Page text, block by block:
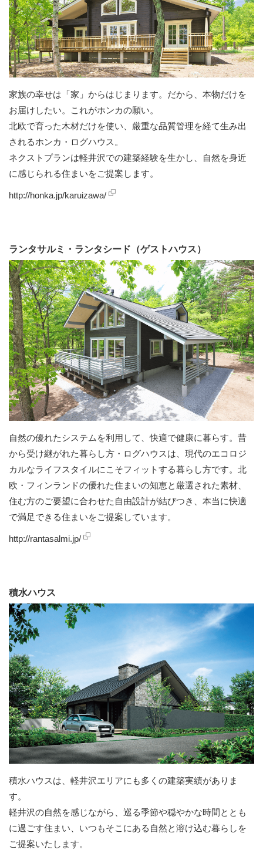
家族の幸せは「家」からはじまります。だから、本物だけを
お届けしたい。これがホンカの願い。
北欧で育った木材だけを使い、厳重な品質管理を経て生み出
されるホンカ・ログハウス。
ネクストプランは軽井沢での建築経験を生かし、自然を身近
に感じられる住まいをご提案します。
http://honka.jp/karuizawa/
ランタサルミ・ランタシード（ゲストハウス）
自然の優れたシステムを利用して、快適で健康に暮らす。昔
から受け継がれた暮らし方・ログハウスは、現代のエコロジ
カルなライフスタイルにこそフィットする暮らし方です。北
欧・フィンランドの優れた住まいの知恵と厳選された素材、
住む方のご要望に合わせた自由設計が結びつき、本当に快適
で満足できる住まいをご提案しています。
http://rantasalmi.jp/
積水ハウス
積水ハウスは、軽井沢エリアにも多くの建築実績がありま
す。
軽井沢の自然を感じながら、巡る季節や穏やかな時間ととも
に過ごす住まい、いつもそこにある自然と溶け込む暮らしを
ご提案いたします。